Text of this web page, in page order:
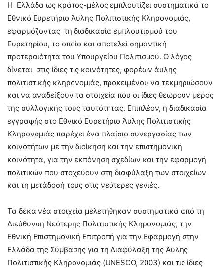
Η Ελλάδα ως κράτος-μέλος εμπλουτίζει συστηματικά το
Εθνικό Ευρετήριο Άυλης Πολιτιστικής Κληρονομιάς,
εφαρμόζοντας τη διαδικασία εμπλουτισμού του
Ευρετηρίου, το οποίο και αποτελεί σημαντική
προτεραιότητα του Υπουργείου Πολιτισμού. Ο λόγος
δίνεται στις ίδιες τις κοινότητες, φορέων άυλης
πολιτιστικής κληρονομιάς, προκειμένου να τεκμηριώσουν
και να αναδείξουν τα στοιχεία που οι ίδιες θεωρούν μέρος
της συλλογικής τους ταυτότητας. Επιπλέον, η διαδικασία
εγγραφής στο Εθνικό Ευρετήριο Άυλης Πολιτιστικής
Κληρονομιάς παρέχει ένα πλαίσιο συνεργασίας των
κοινοτήτων με την διοίκηση και την επιστημονική
κοινότητα, για την εκπόνηση σχεδίων και την εφαρμογή
πολιτικών που στοχεύουν στη διαφύλαξη των στοιχείων
και τη μετάδοσή τους στις νεότερες γενιές.
Τα δέκα νέα στοιχεία μελετήθηκαν συστηματικά από τη
Διεύθυνση Νεότερης Πολιτιστικής Κληρονομιάς, την
Εθνική Επιστημονική Επιτροπή για την Εφαρμογή στην
Ελλάδα της Σύμβασης για τη Διαφύλαξη της Άυλης
Πολιτιστικής Κληρονομιάς (UNESCO, 2003) και τις ίδιες